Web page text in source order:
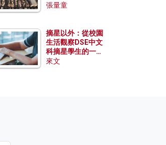
張量童
摘星以外：從校園
生活觀察DSE中文
科摘星學生的一點
特質
來文